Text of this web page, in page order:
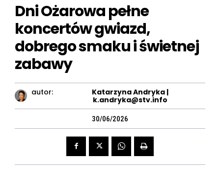
Dni Ożarowa pełne
koncertów gwiazd,
dobrego smaku i świetnej
zabawy
autor:
Katarzyna Andryka |
k.andryka@stv.info
30/06/2026